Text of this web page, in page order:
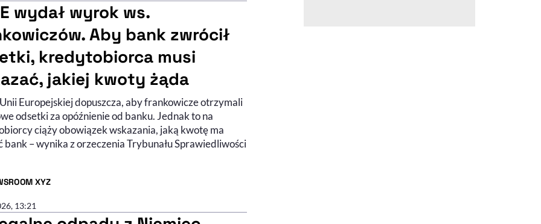
wydał wyrok ws.
Aby bank zwrócił
kredytobiorca musi
jakiej kwoty żąda
Europejskiej dopuszcza, aby frankowicze otrzymali
odsetki za opóźnienie od banku. Jednak to na
ciąży obowiązek wskazania, jaką kwotę ma
bank – wynika z orzeczenia Trybunału Sprawiedliwości
XYZ- PROFIL
13:21